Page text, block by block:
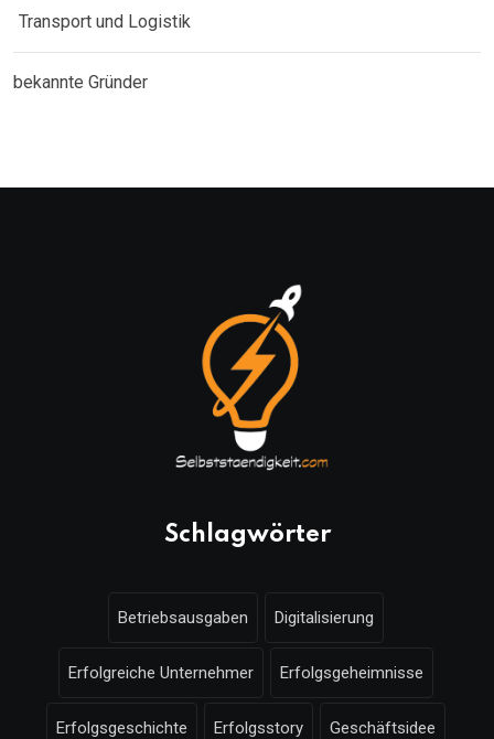
Transport und Logistik
bekannte Gründer
Schlagwörter
Betriebsausgaben Digitalisierung
Erfolgreiche Unternehmer Erfolgsgeheimnisse
Erfolgsgeschichte Erfolgsstory Geschäftsidee